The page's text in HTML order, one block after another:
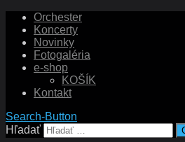
Orchester
Koncerty
Novinky
Fotogaléria
e-shop
KOŠÍK
Kontakt
Search-Button
Hľadať